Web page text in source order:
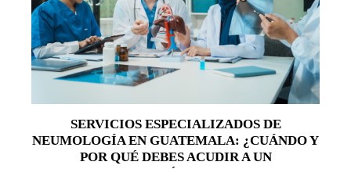
SERVICIOS ESPECIALIZADOS DE
NEUMOLOGÍA EN GUATEMALA: ¿CUÁNDO Y
POR QUÉ DEBES ACUDIR A UN